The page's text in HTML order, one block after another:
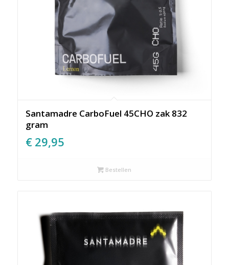
Santamadre CarboFuel 45CHO zak 832
gram
€ 29,95
Bestellen